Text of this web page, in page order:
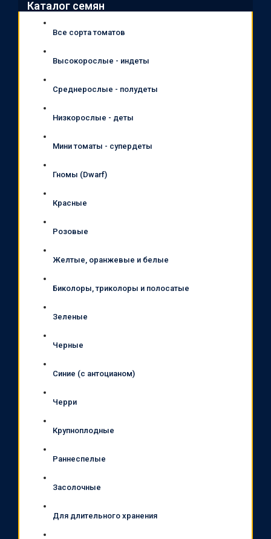
Каталог семян
Все сорта томатов
Высокорослые - индеты
Среднерослые - полудеты
Низкорослые - деты
Мини томаты - супердеты
Гномы (Dwarf)
Красные
Розовые
Желтые, оранжевые и белые
Биколоры, триколоры и полосатые
Зеленые
Черные
Синие (с антоцианом)
Черри
Крупноплодные
Раннеспелые
Засолочные
Для длительного хранения